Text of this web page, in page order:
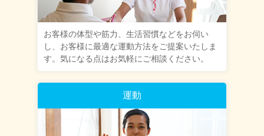
お客様の体型や筋力、生活習慣などをお伺い
し、お客様に最適な運動方法をご提案いたしま
す。気になる点はお気軽にご相談ください。
運動